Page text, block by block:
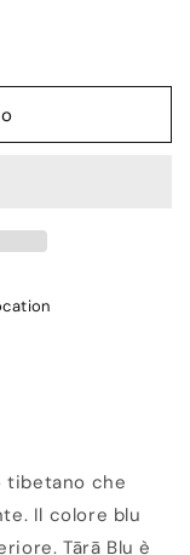
tibetano che
Il colore blu
Tārā Blu è